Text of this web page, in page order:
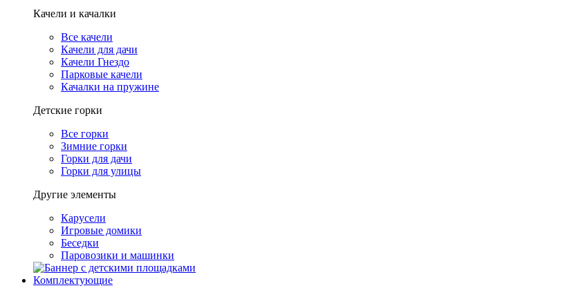
Качели и качалки
Все качели
Качели для дачи
Качели Гнездо
Парковые качели
Качалки на пружине
Детские горки
Все горки
Зимние горки
Горки для дачи
Горки для улицы
Другие элементы
Карусели
Игровые домики
Беседки
Паровозики и машинки
Комплектующие